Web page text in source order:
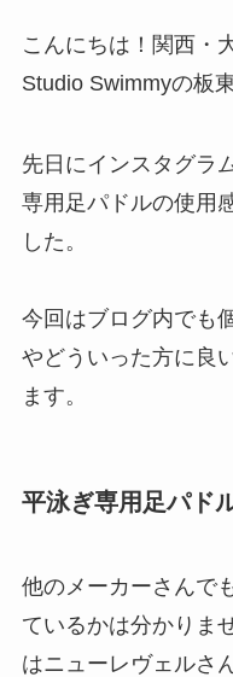
こんにちは！関西・
Studio Swimmyの板
先日にインスタグラ
専用足パドルの使用
した。
今回はブログ内でも
やどういった方に良
ます。
平泳ぎ専用足パド
他のメーカーさんで
ているかは分かりま
はニューレヴェルさ